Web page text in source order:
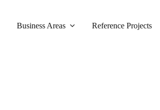
Business Areas Reference Projects